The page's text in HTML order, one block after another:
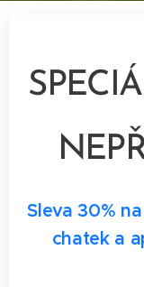
Sleva 30%
chatek a